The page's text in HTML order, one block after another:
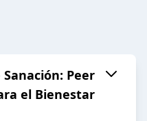
Peer
el Bienestar